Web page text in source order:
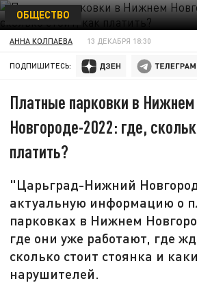
ОБЩЕСТВО
АННА КОЛПАЕВА 13 ДЕКАБРЯ 18:30
ПОДПИШИТЕСЬ:
Платные парковки в Нижнем
Новгороде-2022: где,
платить?
"Царьград-Нижний
актуальную информацию о
парковках в Нижнем
где они уже работают, где
сколько стоит стоянка и
нарушителей.